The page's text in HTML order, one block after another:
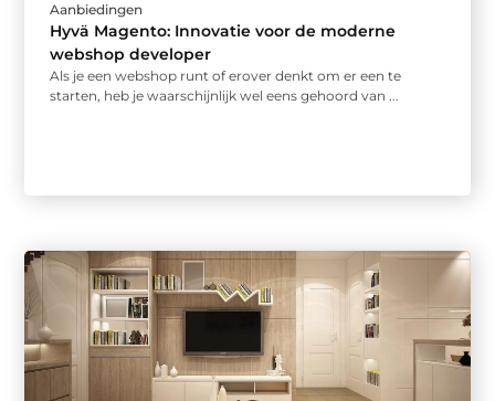
Aanbiedingen
Hyvä Magento: Innovatie voor de moderne
webshop developer
Als je een webshop runt of erover denkt om er een te
starten, heb je waarschijnlijk wel eens gehoord van ...